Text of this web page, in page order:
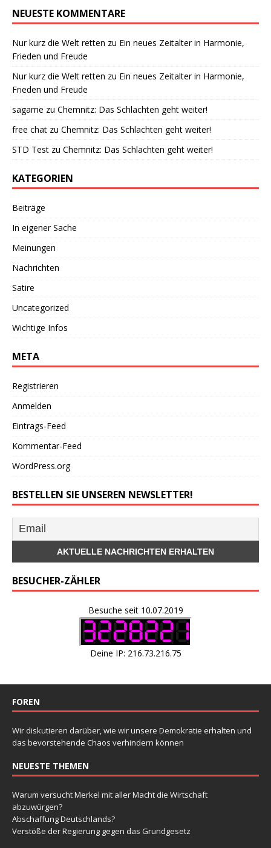
NEUESTE KOMMENTARE
Nur kurz die Welt retten zu Ein neues Zeitalter in Harmonie,
Frieden und Freude
Nur kurz die Welt retten zu Ein neues Zeitalter in Harmonie,
Frieden und Freude
sagame zu Chemnitz: Das Schlachten geht weiter!
free chat zu Chemnitz: Das Schlachten geht weiter!
STD Test zu Chemnitz: Das Schlachten geht weiter!
KATEGORIEN
Beiträge
In eigener Sache
Meinungen
Nachrichten
Satire
Uncategorized
Wichtige Infos
META
Registrieren
Anmelden
Eintrags-Feed
Kommentar-Feed
WordPress.org
BESTELLEN SIE UNSEREN NEWSLETTER!
BESUCHER-ZÄHLER
Besuche seit 10.07.2019
Deine IP: 216.73.216.75
FOREN
Wir diskutieren darüber, wie wir unsere Demokratie erhalten und
das bevorstehende Chaos verhindern können
NEUESTE THEMEN
Warum versucht Merkel mit aller Macht die Wirtschaft
abzuwürgen?
Abschaffung Deutschlands?
Verstöße der Regierung gegen das Grundgesetz